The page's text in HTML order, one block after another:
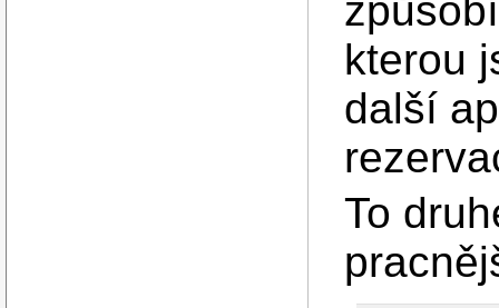
kterou
další
To